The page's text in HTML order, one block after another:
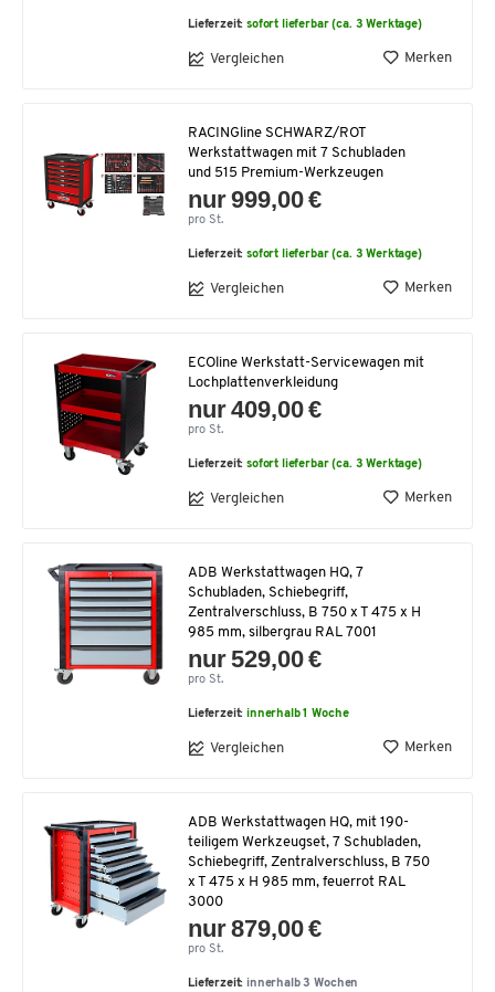
Lieferzeit:sofort lieferbar (ca. 3 Werktage)
Vergleichen Merken
RACINGline SCHWARZ/ROT
Werkstattwagen mit 7 Schubladen
und 515 Premium-Werkzeugen
nur 999,00 €
pro St.
Lieferzeit:sofort lieferbar (ca. 3 Werktage)
Vergleichen Merken
ECOline Werkstatt-Servicewagen mit
Lochplattenverkleidung
nur 409,00 €
pro St.
Lieferzeit:sofort lieferbar (ca. 3 Werktage)
Vergleichen Merken
ADB Werkstattwagen HQ, 7
Schubladen, Schiebegriff,
Zentralverschluss, B 750 x T 475 x H
985 mm, silbergrau RAL 7001
nur 529,00 €
pro St.
Lieferzeit:innerhalb 1 Woche
Vergleichen Merken
ADB Werkstattwagen HQ, mit 190-
teiligem Werkzeugset, 7 Schubladen,
Schiebegriff, Zentralverschluss, B 750
x T 475 x H 985 mm, feuerrot RAL
3000
nur 879,00 €
pro St.
Lieferzeit: innerhalb 3 Wochen